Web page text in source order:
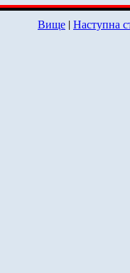
Вище |Наступна